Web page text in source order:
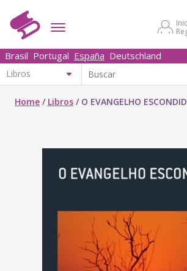
Brasil Portugal España Deutschland
Home / Libros / O EVANGELHO